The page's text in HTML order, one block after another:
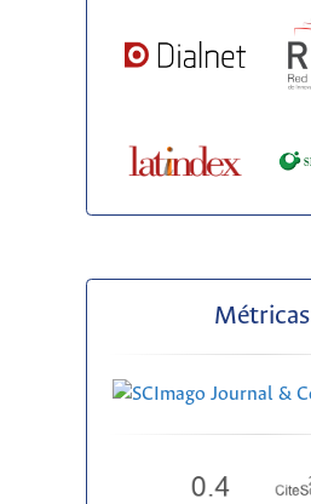
Métricas